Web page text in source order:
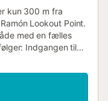
kun 300 m fra
Lookout Point.
med en fælles
Indgangen til
et med
Der er også
lejlighed er en